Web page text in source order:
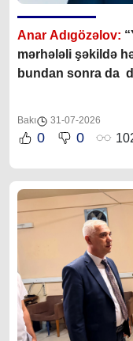
Anar Adıgözəlov: “
mərhələli şəkildə
bundan sonra da
Bakı 31-07-2026
0 0